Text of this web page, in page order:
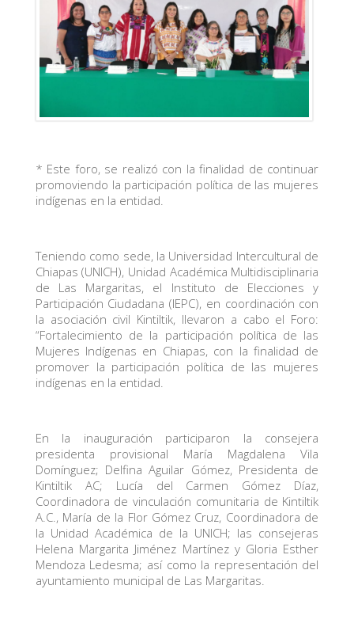
* Este foro, se realizó con la finalidad de continuar
promoviendo la participación política de las mujeres
indígenas en la entidad.
Teniendo como sede, la Universidad Intercultural de
Chiapas (UNICH), Unidad Académica Multidisciplinaria
de Las Margaritas, el Instituto de Elecciones y
Participación Ciudadana (IEPC), en coordinación con
la asociación civil Kintiltik, llevaron a cabo el Foro:
“Fortalecimiento de la participación política de las
Mujeres Indígenas en Chiapas, con la finalidad de
promover la participación política de las mujeres
indígenas en la entidad.
En la inauguración participaron la consejera
presidenta provisional María Magdalena Vila
Domínguez; Delfina Aguilar Gómez, Presidenta de
Kintiltik AC; Lucía del Carmen Gómez Díaz,
Coordinadora de vinculación comunitaria de Kintiltik
A.C., María de la Flor Gómez Cruz, Coordinadora de
la Unidad Académica de la UNICH; las consejeras
Helena Margarita Jiménez Martínez y Gloria Esther
Mendoza Ledesma; así como la representación del
ayuntamiento municipal de Las Margaritas.